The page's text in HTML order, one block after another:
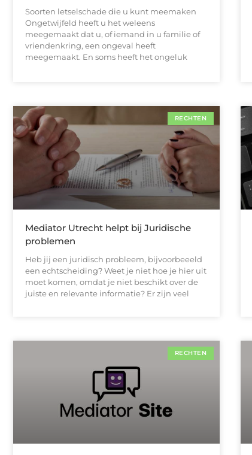
Soorten letselschade die u kunt meemaken
Ongetwijfeld heeft u het weleens
meegemaakt dat u, of iemand in u familie of
vriendenkring, een ongeval heeft
meegemaakt. En soms heeft het ongeluk
RECHTEN
Mediator Utrecht helpt bij Juridische
problemen
Heb jij een juridisch probleem, bijvoorbeeeld
een echtscheiding? Weet je niet hoe je hier uit
moet komen, omdat je niet beschikt over de
juiste en relevante informatie? Er zijn veel
RECHTEN